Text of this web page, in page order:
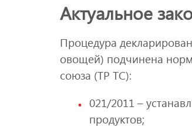
Актуальное
Процедура
овощей) подчинена
союза (ТР ТС):
021/2011 –
продуктов;